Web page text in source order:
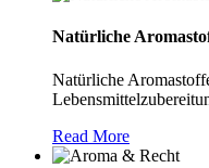
Natürliche
Natürliche
Read More